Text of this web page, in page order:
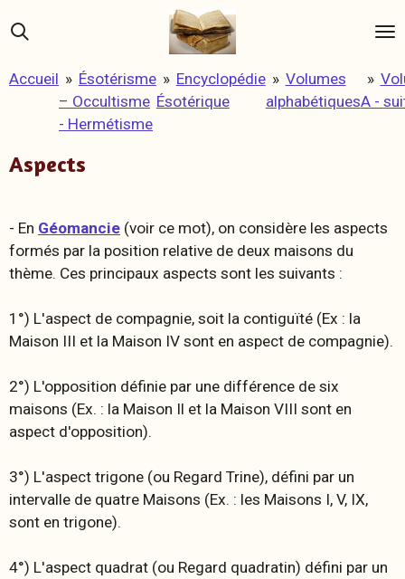
Passer
au
principal
Accueil » Ésotérisme
– Occultisme
- Hermétisme
» Encyclopédie
Ésotérique
» Volumes
alphabétiques
»
A -
Aspects
- En Géomancie (voir ce mot), on considère les aspects
formés par la position relative de deux maisons du
thème. Ces principaux aspects sont les suivants :
1°) L'aspect de compagnie, soit la contiguïté (Ex : la
Maison III et la Maison IV sont en aspect de compagnie).
2°) L'opposition définie par une différence de six
maisons (Ex. : la Maison Il et la Maison VIII sont en
aspect d'opposition).
3°) L'aspect trigone (ou Regard Trine), défini par un
intervalle de quatre Maisons (Ex. : les Maisons I, V, IX,
sont en trigone).
4°) L'aspect quadrat (ou Regard quadratin) défini par un